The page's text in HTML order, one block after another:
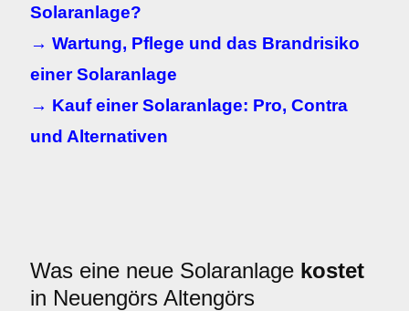
Solaranlage?
→ Wartung, Pflege und das Brandrisiko
einer Solaranlage
→ Kauf einer Solaranlage: Pro, Contra
und Alternativen
Was eine neue Solaranlage kostet
in Neuengörs Altengörs